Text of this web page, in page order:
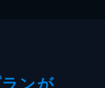
ンが